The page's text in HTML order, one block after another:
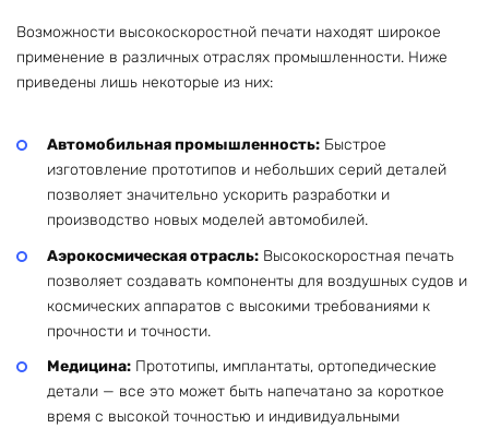
Возможности высокоскоростной печати находят широкое
применение в различных отраслях промышленности. Ниже
приведены лишь некоторые из них:
Автомобильная промышленность: Быстрое
изготовление прототипов и небольших серий деталей
позволяет значительно ускорить разработки и
производство новых моделей автомобилей.
Аэрокосмическая отрасль: Высокоскоростная печать
позволяет создавать компоненты для воздушных судов и
космических аппаратов с высокими требованиями к
прочности и точности.
Медицина: Прототипы, имплантаты, ортопедические
детали — все это может быть напечатано за короткое
время с высокой точностью и индивидуальными